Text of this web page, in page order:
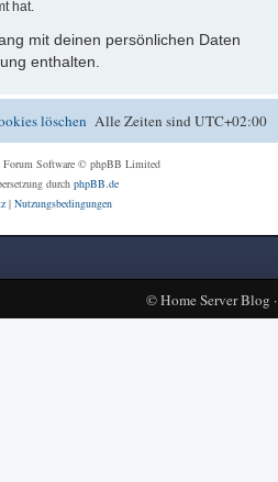
hat.
mit deinen persönlichen Daten
enthalten.
Alle Zeiten sindUTC+02:00
löschen
Software © phpBB Limited
durch phpBB.de
| Nutzungsbedingungen
©Home Server Blog